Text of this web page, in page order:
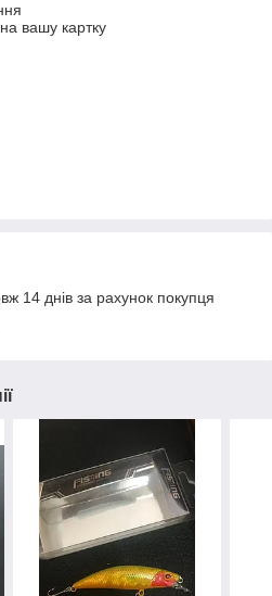
вашу картку
14 днів за рахунок покупця